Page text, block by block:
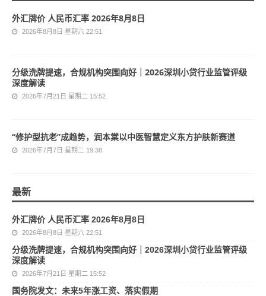
外汇牌价 人民币汇率 2026年8月8日
2026年8月8日 星期六 22:51
分级洗牌提速，合规机构突围向好｜2026深圳小贷行业监管评级
深度解读
2026年7月21日 星期二 15:52
“修护型抗老”成趋势，润本棠以中医智慧定义东方护肤新赛道
2026年7月7日 星期二 19:38
最新
外汇牌价 人民币汇率 2026年8月8日
2026年8月8日 星期六 22:51
分级洗牌提速，合规机构突围向好｜2026深圳小贷行业监管评级
深度解读
2026年7月21日 星期二 15:52
国务院发文：未来5年涨工资、落实假期